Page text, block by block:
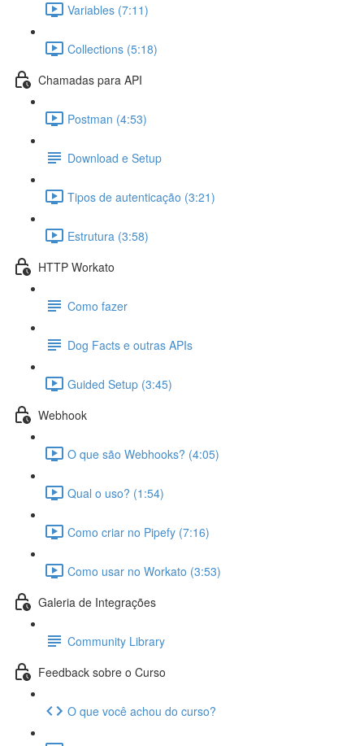
Variables (7:11)
Collections (5:18)
Chamadas para API
Postman (4:53)
Download e Setup
Tipos de autenticação (3:21)
Estrutura (3:58)
HTTP Workato
Como fazer
Dog Facts e outras APIs
Guided Setup (3:45)
Webhook
O que são Webhooks? (4:05)
Qual o uso? (1:54)
Como criar no Pipefy (7:16)
Como usar no Workato (3:53)
Galeria de Integrações
Community Library
Feedback sobre o Curso
O que você achou do curso?